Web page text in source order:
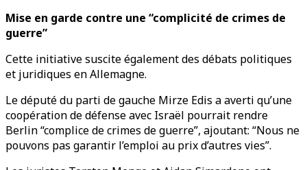
Mise en garde contre une “complicité de crimes de
guerre”
Cette initiative suscite également des débats politiques
et juridiques en Allemagne.
Le député du parti de gauche Mirze Edis a averti qu’une
coopération de défense avec Israël pourrait rendre
Berlin “complice de crimes de guerre”, ajoutant: “Nous ne
pouvons pas garantir l’emploi au prix d’autres vies”.